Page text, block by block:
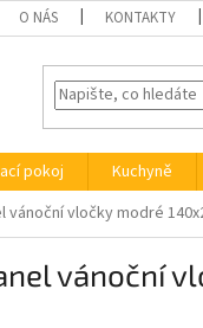
O NÁS KONTAKTY
pokoj Kuchyně
vločky modré
vánoční